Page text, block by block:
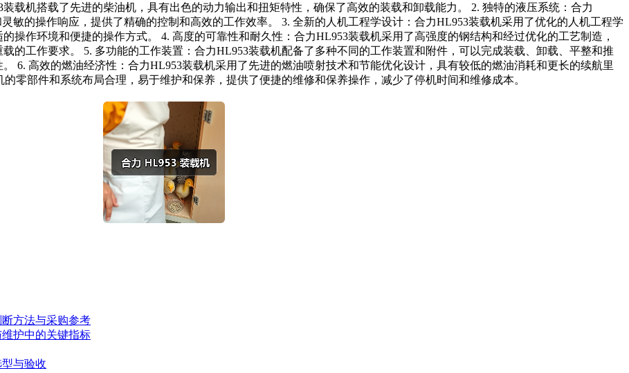
载机搭载了先进的柴油机，具有出色的动力输出和扭矩特性，确保了高效的装载和卸载能力。 2. 独特的液压系统：合力
敏的操作响应，提供了精确的控制和高效的工作效率。 3. 全新的人机工程学设计：合力HL953装载机采用了优化的人机工程学
操作环境和便捷的操作方式。 4. 高度的可靠性和耐久性：合力HL953装载机采用了高强度的钢结构和经过优化的工艺制造，
的工作要求。 5. 多功能的工作装置：合力HL953装载机配备了多种不同的工作装置和附件，可以完成装载、卸载、平整和推
6. 高效的燃油经济性：合力HL953装载机采用了先进的燃油喷射技术和节能优化设计，具有较低的燃油消耗和更长的续航里
零部件和系统布局合理，易于维护和保养，提供了便捷的维修和保养操作，减少了停机时间和维修成本。
方法与采购参考
护中的关键指标
与验收